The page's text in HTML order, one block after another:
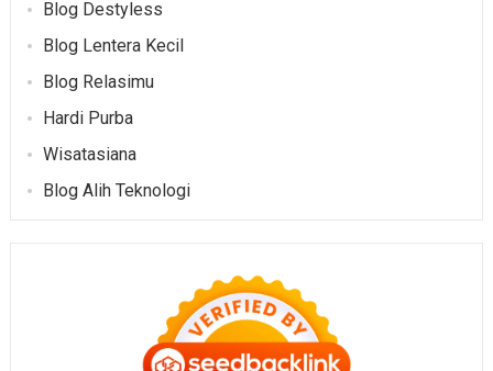
Blog Destyless
Blog Lentera Kecil
Blog Relasimu
Hardi Purba
Wisatasiana
Blog Alih Teknologi